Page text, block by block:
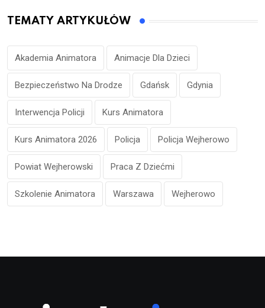
TEMATY ARTYKUŁÓW
Akademia Animatora Animacje Dla Dzieci
Bezpieczeństwo Na Drodze Gdańsk Gdynia
Interwencja Policji Kurs Animatora
Kurs Animatora 2026 Policja Policja Wejherowo
Powiat Wejherowski Praca Z Dziećmi
Szkolenie Animatora Warszawa Wejherowo